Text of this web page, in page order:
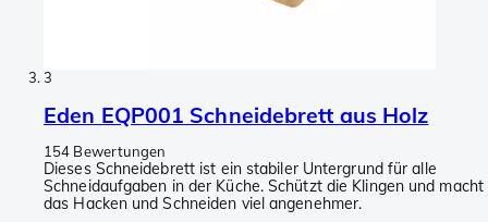
3
Eden EQP001 Schneidebrett aus Holz
154 Bewertungen
Dieses Schneidebrett ist ein stabiler Untergrund für alle
Schneidaufgaben in der Küche. Schützt die Klingen und macht
das Hacken und Schneiden viel angenehmer.